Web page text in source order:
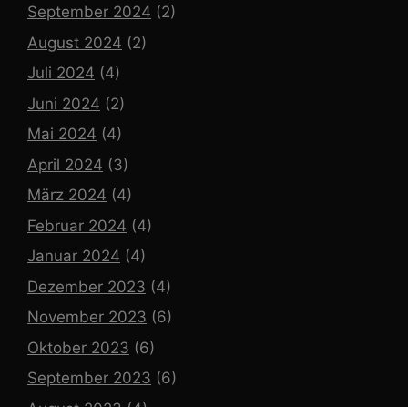
September 2024 (2)
August 2024 (2)
Juli 2024 (4)
Juni 2024 (2)
Mai 2024 (4)
April 2024 (3)
März 2024 (4)
Februar 2024 (4)
Januar 2024 (4)
Dezember 2023 (4)
November 2023 (6)
Oktober 2023 (6)
September 2023 (6)